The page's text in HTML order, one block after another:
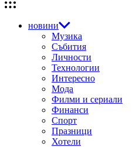
новини
Музика
Събития
Личности
Технологии
Интересно
Мода
Филми и сериали
Финанси
Спорт
Празници
Хотели